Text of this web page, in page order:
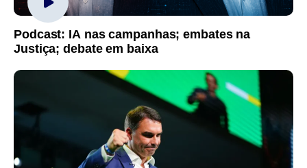
Podcast: IA nas campanhas; embates na
Justiça; debate em baixa